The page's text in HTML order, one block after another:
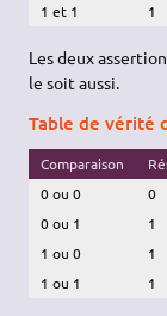
1 et 1
1
Les deux
le soit aussi.
Table de vérité
Comparaison
0 ou 0
0
0 ou 1
1
1 ou 0
1
1 ou 1
1